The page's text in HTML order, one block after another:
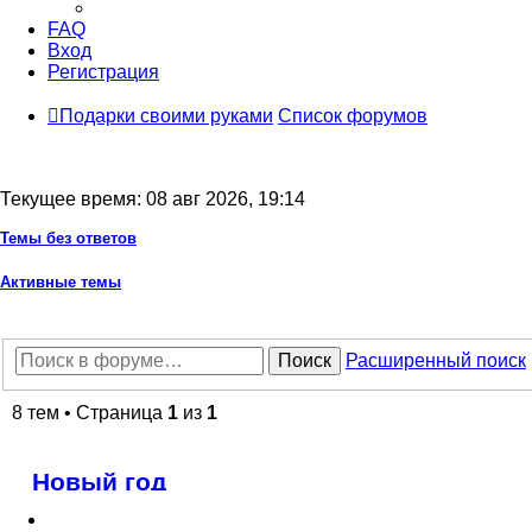
FAQ
Вход
Регистрация
Подарки своими руками Список форумов
Текущее время: 08 авг 2026, 19:14
Темы без ответов
Активные темы
Поиск Расширенный поиск
8 тем • Страница 1 из 1
Новый год